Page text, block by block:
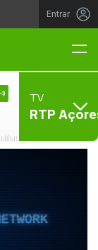
Entrar
TV
RTP